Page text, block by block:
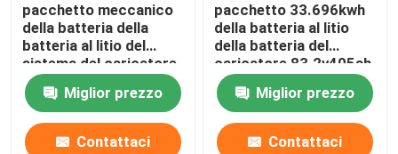
pacchetto meccanico
della batteria della
batteria al litio del
sistema del caricatore
della batteria del
caricatore di 614.4V
255Ah
Miglior prezzo
Contattaci
pacchetto 33.696kwh
della batteria al litio
della batteria del
caricatore 83.2v405ah
Miglior prezzo
Contattaci